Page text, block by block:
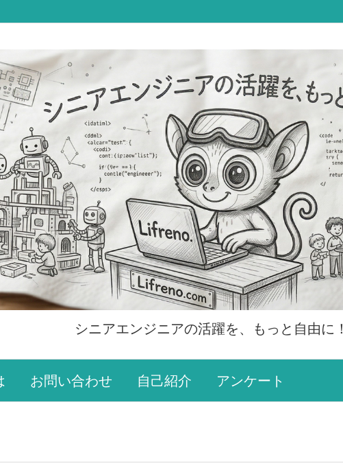
シニアエンジニアの活躍を、もっと自由に！
お問い合わせ 自己紹介 アンケート